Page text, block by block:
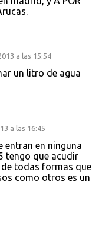
a las 15:54
un litro de agua
a las 16:45
entran en ninguna
tengo que acudir
todas formas que
como otros es un